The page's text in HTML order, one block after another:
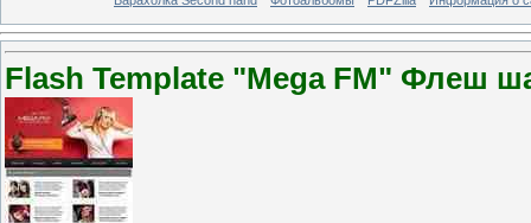
Flash Template "Mega FM" Флеш